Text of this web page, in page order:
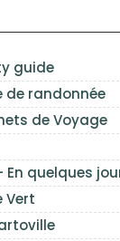
guide
de randonnée
de Voyage
En quelques
Vert